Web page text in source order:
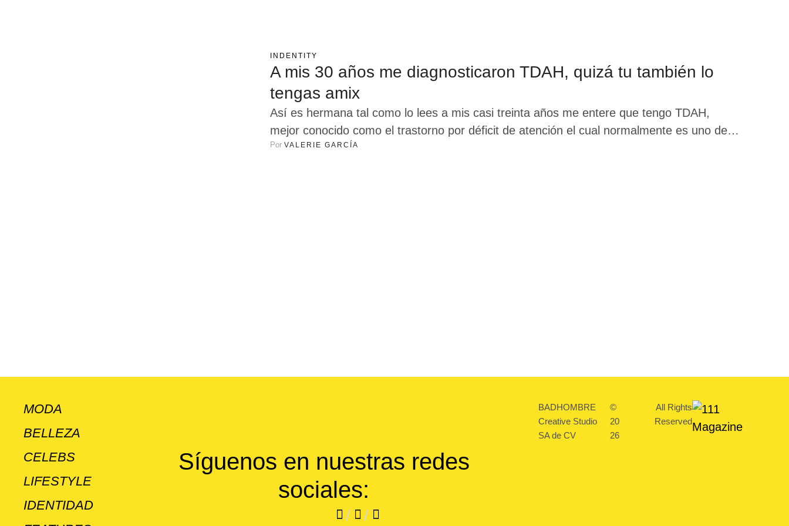
INDENTITY
A mis 30 años me diagnosticaron TDAH, quizá tu también lo
tengas amix
Así es hermana tal como lo lees a mis casi treinta años me entere que tengo TDAH,
mejor conocido como el trastorno por déficit de atención el cual normalmente es uno de
los trastornos neurológicos del comportamiento más común en la infancia pero pues aquí
Por VALERIE GARCÍA
MODA
BELLEZA
CELEBS
LIFESTYLE
IDENTIDAD
Síguenos en nuestras redes
sociales:
/ /
BADHOMBRE
Creative Studio
SA de CV
©
20
26
All Rights
Reserved